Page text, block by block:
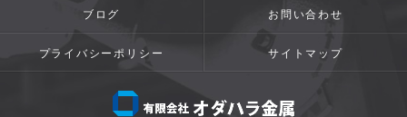
ブログ お問い合わせ
プライバシーポリシー サイトマップ